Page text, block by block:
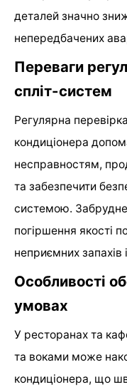
деталей значно
непередбачених
Переваги
спліт-систем
Регулярна
кондиціонера
несправностям,
та забезпечити
системою.
погіршення якості
неприємних запахів
Особливості
умовах
У ресторанах та
та воками може
кондиціонера, що